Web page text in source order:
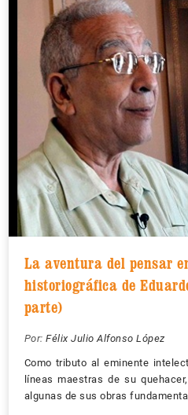
La aventura del pensar
historiográfica de
parte)
Por: Félix Julio Alfonso López
Como tributo al eminente
líneas maestras de su
algunas de sus obras